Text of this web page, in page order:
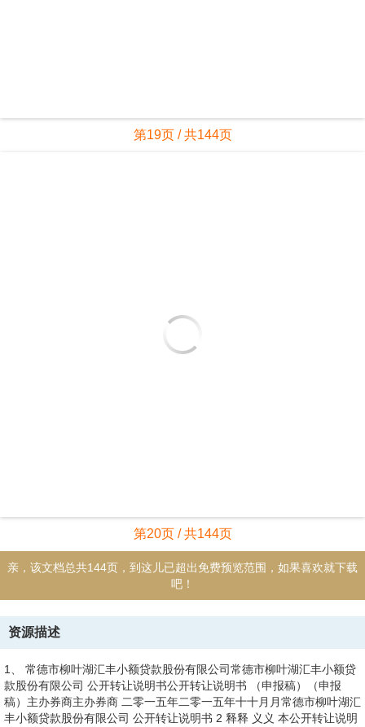
第19页 / 共144页
第20页 / 共144页
亲，该文档总共144页，到这儿已超出免费预览范围，如果喜欢就下载
吧！
资源描述
1、 常德市柳叶湖汇丰小额贷款股份有限公司常德市柳叶湖汇丰小额贷
款股份有限公司 公开转让说明书公开转让说明书 （申报稿）（申报
稿）主办券商主办券商 二零一五年二零一五年十十月月常德市柳叶湖汇
丰小额贷款股份有限公司 公开转让说明书 2 释释 义义 本公开转让说明